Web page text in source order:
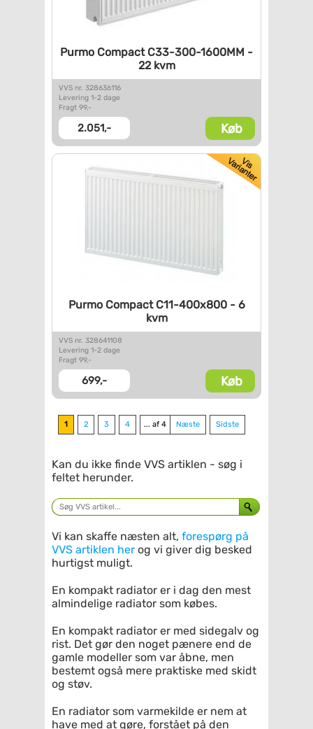
Purmo Compact C33-300-1600MM -
22 kvm
VVS nr. 328636116
Levering 1-2 dage
Fragt 99,-
2.051,- Køb
Purmo Compact C11-400x800 - 6
kvm
VVS nr. 328641108
Levering 1-2 dage
Fragt 99,-
699,- Køb
1 2 3 4 ... af 4 Næste Sidste
Kan du ikke finde VVS artiklen - søg i
feltet herunder.
Vi kan skaffe næsten alt, forespørg på
VVS artiklen her og vi giver dig besked
hurtigst muligt.
En kompakt radiator er i dag den mest
almindelige radiator som købes.
En kompakt radiator er med sidegalv og
rist. Det gør den noget pænere end de
gamle modeller som var åbne, men
bestemt også mere praktiske med skidt
og støv.
En radiator som varmekilde er nem at
have med at gøre, forstået på den